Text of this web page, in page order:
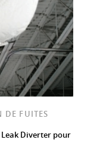
DE FUITES
Diverter pour